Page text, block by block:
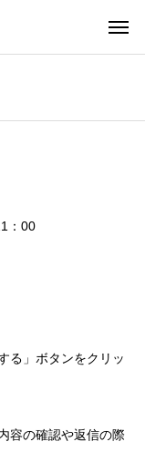
：00
る」ボタンをクリッ
容の確認や返信の際